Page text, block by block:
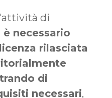
di
è necessario
rilasciata
di
necessari,